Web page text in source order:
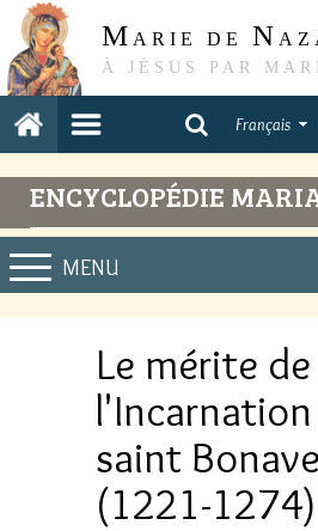
M ARIE DE N
À JÉSUS PAR
Français
ENCYCLOPÉDIE
MENU
Le mérite de
saint
(1221-1274)